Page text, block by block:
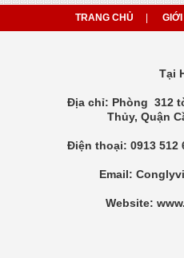
TRANG CHỦ |
Tại
Địa chỉ: Phòng 312
Thủy, Quận
Điện thoại: 0913 512
Email:
Website: